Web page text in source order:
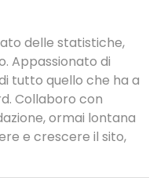
delle statistiche,
Appassionato di
tutto quello che ha a
Collaboro con
ormai lontana
e crescere il sito,